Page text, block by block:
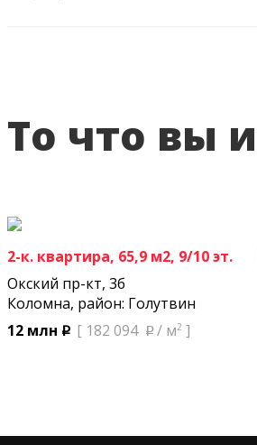
То что вы
2-к. квартира, 65,9 м2, 9/10 эт.
Окский пр-кт, 3б
Коломна, район: Голутвин
12 млн p [ 182 094p / м2 ]